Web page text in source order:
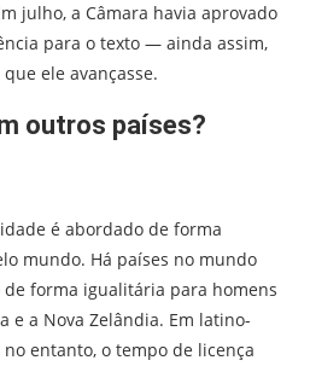
julho, a Câmara havia aprovado
para o texto — ainda assim,
ele avançasse.
outros países?
é abordado de forma
mundo. Há países no mundo
forma igualitária para homens
e a Nova Zelândia. Em latino-
entanto, o tempo de licença